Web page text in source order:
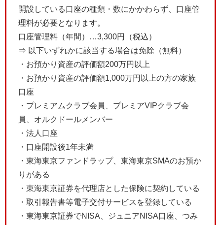
開設している口座の種類・数にかかわらず、口座管
理料が必要となります。
口座管理料（年間）…3,300円（税込）
⇒ 以下いずれかに該当する場合は免除（無料）
・お預かり資産の評価額200万円以上
・お預かり資産の評価額1,000万円以上の方の家族
口座
・プレミアムクラブ会員、プレミアVIPクラブ会
員、オルクドールメンバー
・法人口座
・口座開設後1年未満
・東海東京ファンドラップ、東海東京SMAのお預か
りがある
・東海東京証券を代理店とした保険に契約している
・取引報告書等電子交付サービスを登録している
・東海東京証券でNISA、ジュニアNISA口座、つみ